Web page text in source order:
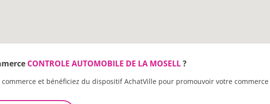
CONTROLE AUTOMOBILE DE LA MOSELL?
et bénéficiez du dispositif AchatVille pour promouvoir votre